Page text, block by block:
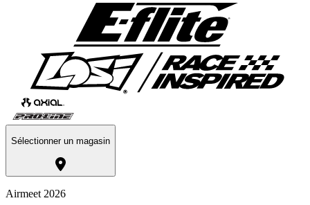
Sélectionner un magasin
Airmeet 2026